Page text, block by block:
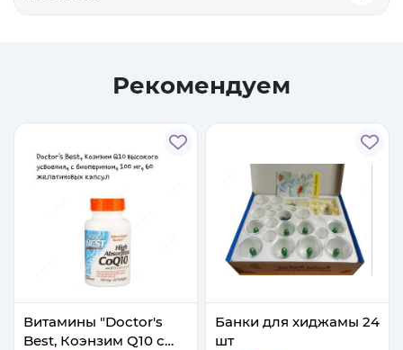
Рекомендуем
Витамины "Doctor's
Best, Коэнзим Q10 с
Банки для хиджамы 24
шт